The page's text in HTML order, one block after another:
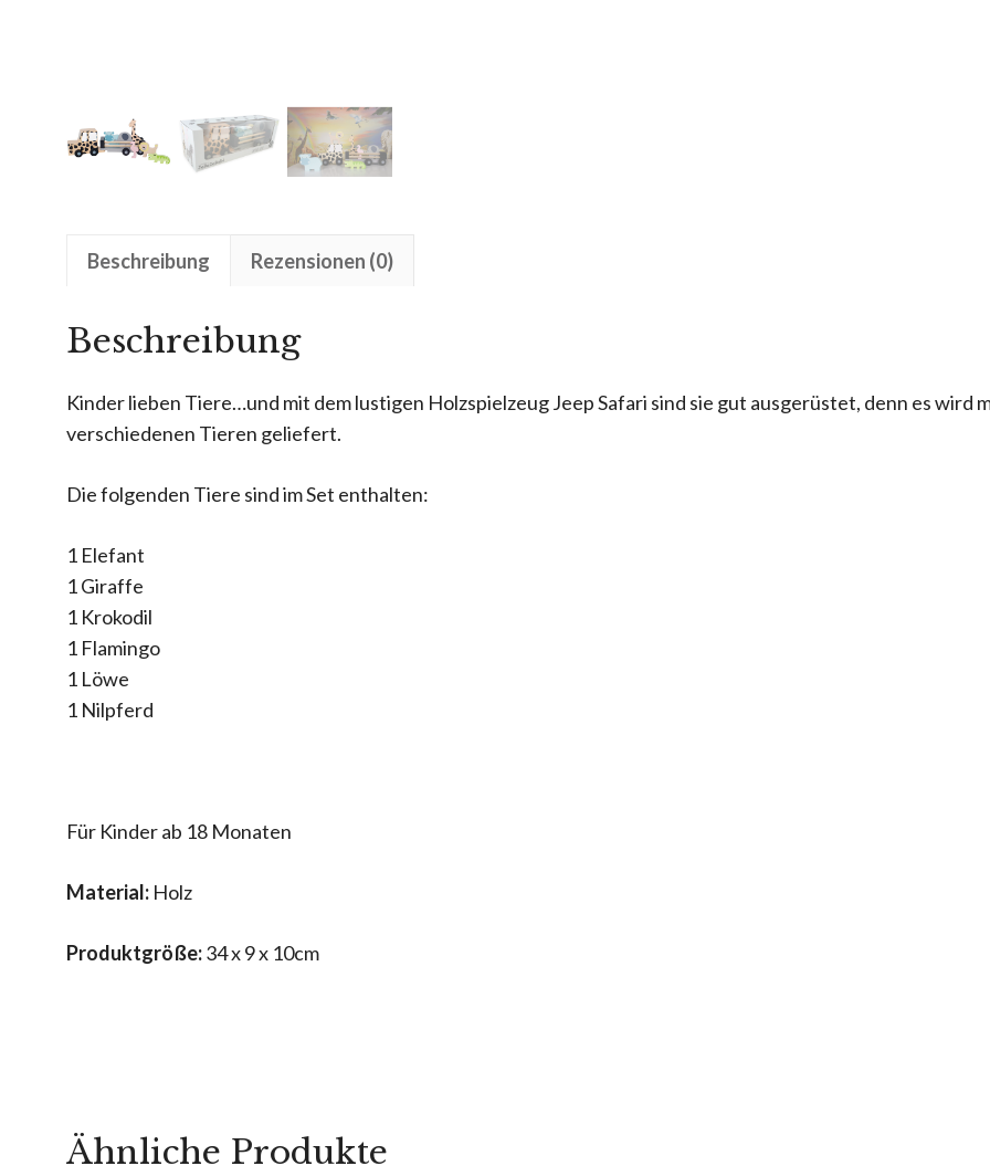
Beschreibung Rezensionen (0)
Beschreibung
Kinder lieben Tiere…und mit dem lustigen Holzspielzeug Jeep Safari sind sie gut ausgerüstet, denn es wird
verschiedenen Tieren geliefert.
Die folgenden Tiere sind im Set enthalten:
1 Elefant
1 Giraffe
1 Krokodil
1 Flamingo
1 Löwe
1 Nilpferd
Für Kinder ab 18 Monaten
Material: Holz
Produktgröße:34 x 9 x 10cm
Ähnliche Produkte